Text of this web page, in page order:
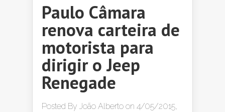
Paulo Câmara
renova carteira de
motorista para
dirigir o Jeep
Renegade
Posted By João Alberto on 4/05/2015,